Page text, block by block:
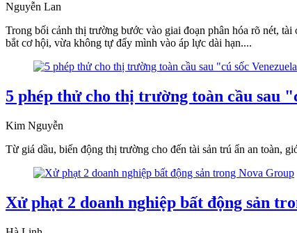
Nguyễn Lan
Trong bối cảnh thị trường bước vào giai đoạn phân hóa rõ nét,
bắt cơ hội, vừa không tự đẩy mình vào áp lực dài hạn....
5 phép thử cho thị trường toàn cầu sau
Kim Nguyễn
Từ giá dầu, biến động thị trường cho đến tài sản trú ẩn an toàn,
Xử phạt 2 doanh nghiệp bất động sản